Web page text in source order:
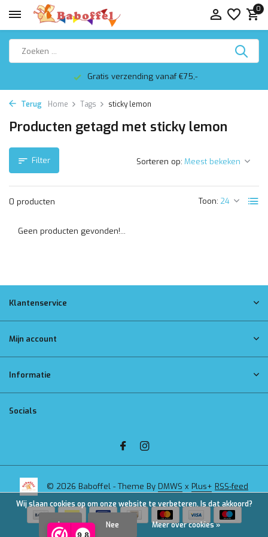
9,8
0
Gratis verzending vanaf €75,-
Terug Home Tags sticky lemon
Producten getagd met sticky lemon
Filter
0 producten Toon:
Sorteren op:
Geen producten gevonden!...
Klantenservice
Mijn account
Informatie
Socials
© 2026 Baboffel - Theme By DMWS x Plus+ RSS-feed
Wij slaan cookies op om onze website te verbeteren. Is dat akkoord?
Ja Nee Meer over cookies »